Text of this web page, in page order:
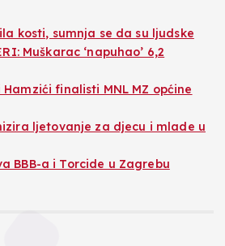
kosti, sumnja se da su ljudske
Muškarac ‘napuhao’ 6,2
finalisti MNL MZ općine
ljetovanje za djecu i mlade u
BBB-a i Torcide u Zagrebu